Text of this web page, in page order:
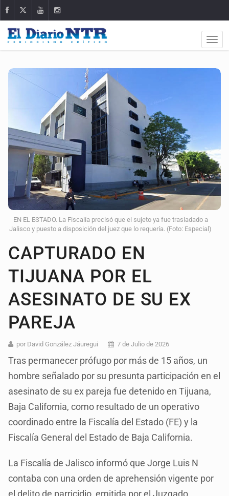
EN EL ESTADO. La Fiscalía precisó que el sujeto ya fue trasladado a
Jalisco y puesto a disposición del juez que lo requería. (Foto: Especial)
CAPTURADO EN
TIJUANA POR EL
ASESINATO DE SU EX
PAREJA
por David González Jáuregui 7 de Julio de 2026
Tras permanecer prófugo por más de 15 años, un
hombre señalado por su presunta participación en el
asesinato de su ex pareja fue detenido en Tijuana,
Baja California, como resultado de un operativo
coordinado entre la Fiscalía del Estado (FE) y la
Fiscalía General del Estado de Baja California.
La Fiscalía de Jalisco informó que Jorge Luis N
contaba con una orden de aprehensión vigente por